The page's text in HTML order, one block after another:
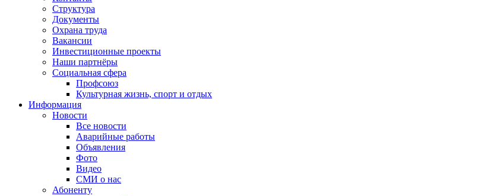
Структура
Документы
Охрана труда
Вакансии
Инвестиционные проекты
Наши партнёры
Социальная сфера
Профсоюз
Культурная жизнь, спорт и отдых
Информация
Новости
Все новости
Аварийные работы
Объявления
Фото
Видео
СМИ о нас
Абоненту